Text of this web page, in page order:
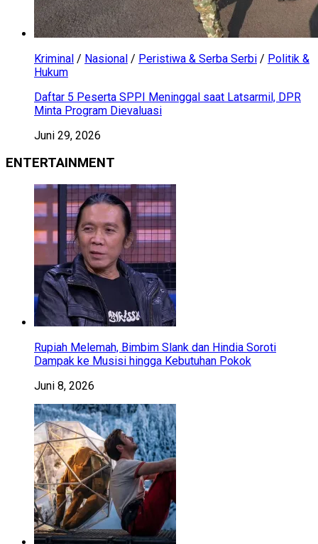
Kriminal / Nasional / Peristiwa & Serba Serbi / Politik &
Hukum
Daftar 5 Peserta SPPI Meninggal saat Latsarmil, DPR
Minta Program Dievaluasi
Juni 29, 2026
ENTERTAINMENT
Rupiah Melemah, Bimbim Slank dan Hindia Soroti
Dampak ke Musisi hingga Kebutuhan Pokok
Juni 8, 2026